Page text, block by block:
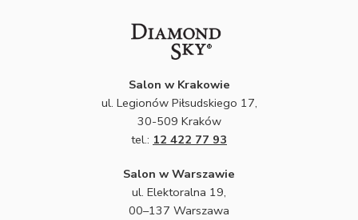
Salon w Krakowie
ul. Legionów Piłsudskiego 17,
30-509 Kraków
tel.: 12 422 77 93
Salon w Warszawie
ul. Elektoralna 19,
00–137 Warszawa